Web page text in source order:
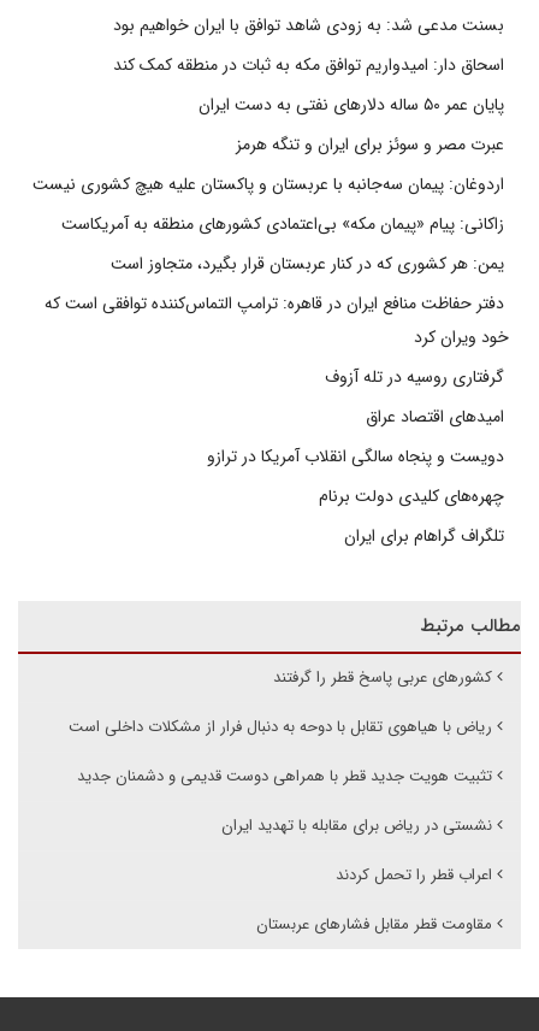
بسنت مدعی شد: به زودی شاهد توافق با ایران خواهیم بود
اسحاق دار: امیدواریم توافق مکه به ثبات در منطقه کمک کند
پایان عمر ۵۰ ساله دلارهای نفتی به دست ایران
عبرت مصر و سوئز برای ایران و تنگه هرمز
اردوغان: پیمان سه‌جانبه با عربستان و پاکستان علیه هیچ کشوری نیست
زاکانی: پیام «پیمان مکه» بی‌اعتمادی کشورهای منطقه به آمریکاست
یمن: هر کشوری که در کنار عربستان قرار بگیرد، متجاوز است
دفتر حفاظت منافع ایران در قاهره: ترامپ التماس‌کننده توافقی است که
خود ویران کرد
گرفتاری روسیه در تله آزوف
امیدهای اقتصاد عراق
دویست و پنجاه سالگی انقلاب آمریکا در ترازو
چهره‌های کلیدی دولت برنام
تلگراف گراهام برای ایران
مطالب مرتبط
کشورهای عربی پاسخ قطر را گرفتند
ریاض با هیاهوی تقابل با دوحه به دنبال فرار از مشکلات داخلی است
تثبیت هویت جدید قطر با همراهی دوست قدیمی و دشمنان جدید
نشستی در ریاض برای مقابله با تهدید ایران
اعراب قطر را تحمل کردند
مقاومت قطر مقابل فشارهای عربستان